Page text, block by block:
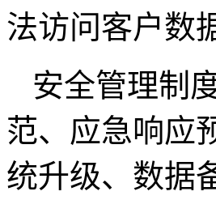
法访问客户数
安全管理制
范、应急响应
统升级、数据